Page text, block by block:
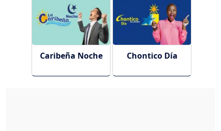
Caribeña Noche Chontico Día